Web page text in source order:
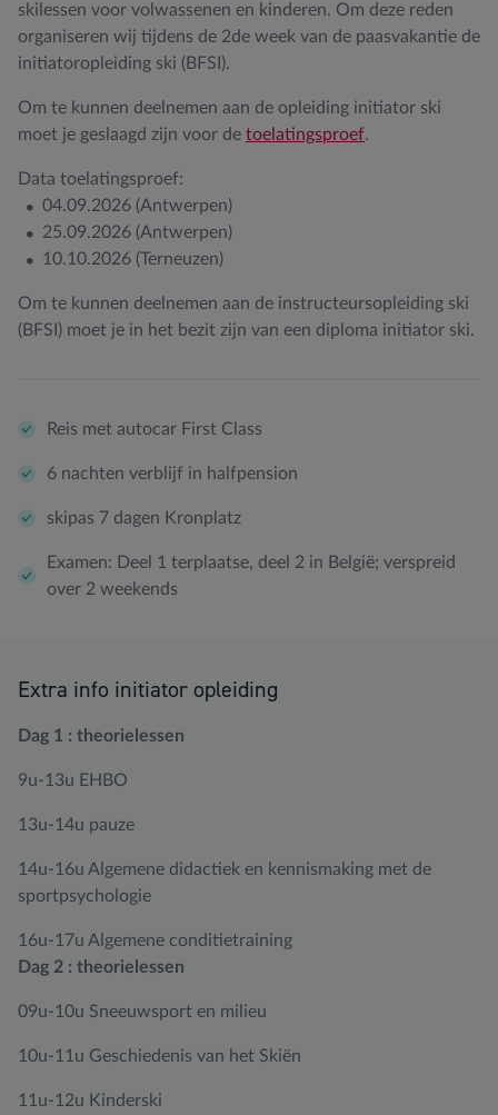
skilessen voor volwassenen en kinderen. Om deze reden
organiseren wij tijdens de 2de week van de paasvakantie de
initiatoropleiding ski (BFSI).
Om te kunnen deelnemen aan de opleiding initiator ski
moet je geslaagd zijn voor de toelatingsproef.
Data toelatingsproef:
04.09.2026 (Antwerpen)
25.09.2026 (Antwerpen)
10.10.2026 (Terneuzen)
Om te kunnen deelnemen aan de instructeursopleiding ski
(BFSI) moet je in het bezit zijn van een diploma initiator ski.
Reis met autocar First Class
6 nachten verblijf in halfpension
skipas 7 dagen Kronplatz
Examen: Deel 1 terplaatse, deel 2 in België; verspreid
over 2 weekends
Extra info initiator opleiding
Dag 1 : theorielessen
9u-13u EHBO
13u-14u pauze
14u-16u Algemene didactiek en kennismaking met de
sportpsychologie
16u-17u Algemene conditietraining
Dag 2 : theorielessen
09u-10u Sneeuwsport en milieu
10u-11u Geschiedenis van het Skiën
11u-12u Kinderski